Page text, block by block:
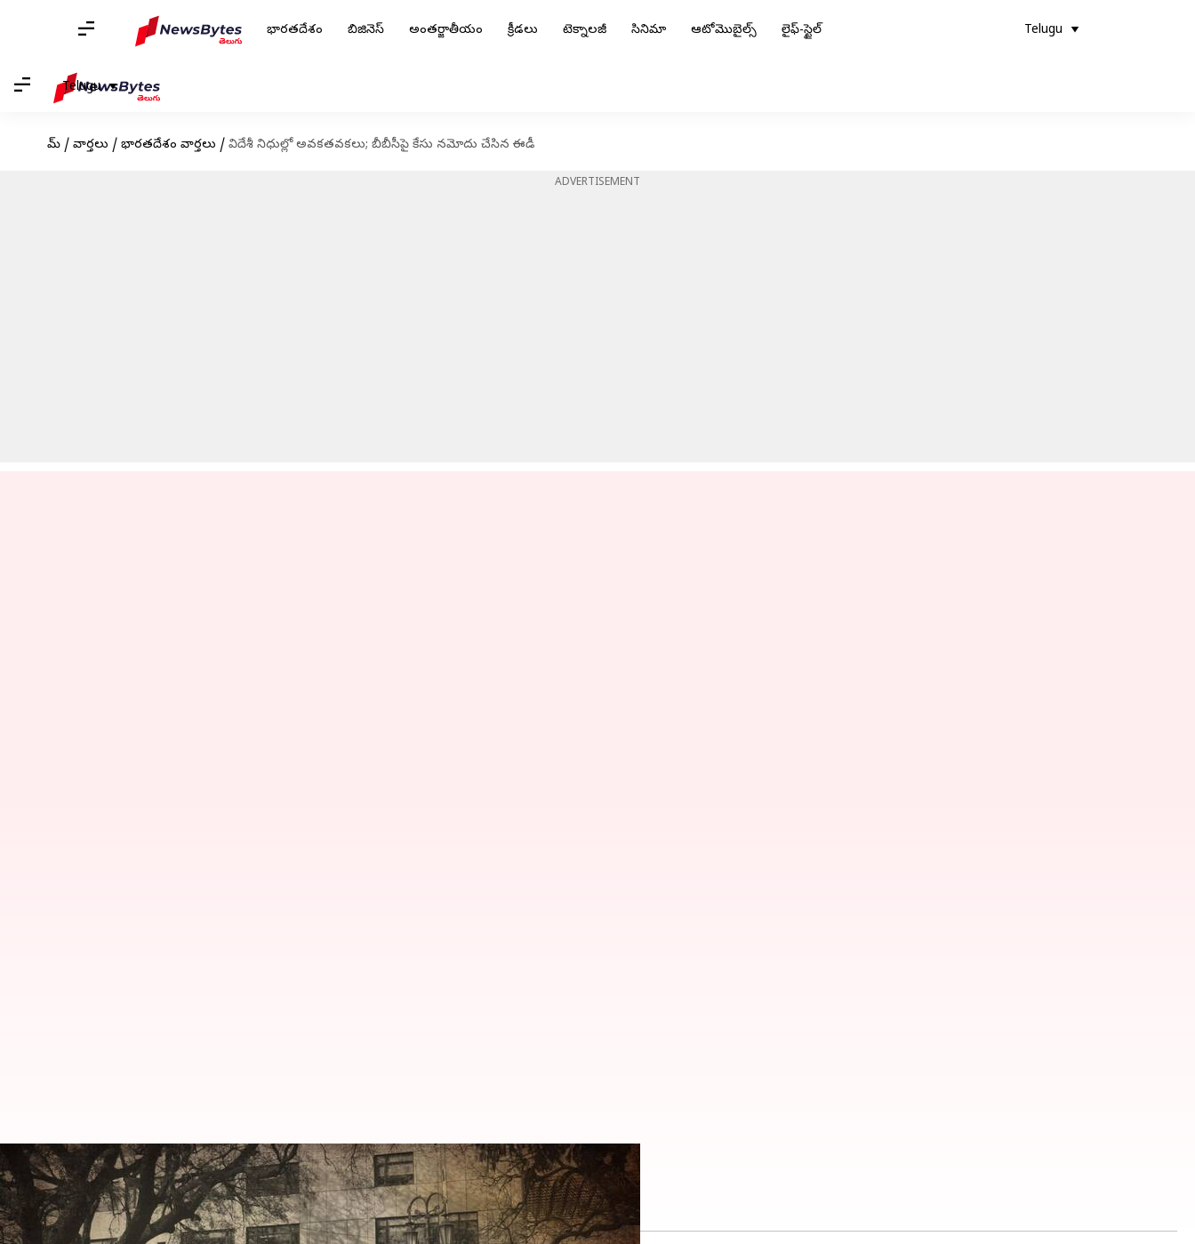
భారతదేశం బిజినెస్ అంతర్జాతీయం క్రీడలు టెక్నాలజీ సినిమా ఆటోమొబైల్స్ లైఫ్-స్టైల్ Telugu
Telugu
హోమ్ / వార్తలు / భారతదేశం వార్తలు / విదేశీ నిధుల్లో అవకతవకలు; బీబీసీపై కేసు నమోదు చేసిన ఈడీ
ADVERTISEMENT
విదేశీ నిధుల్లో అవకతవకలు; బీబీసీపై కేసు నమోదు చేసిన ఈడీ
వ్రాసిన వారు Stalin Apr 13, 2023 01:08 pm